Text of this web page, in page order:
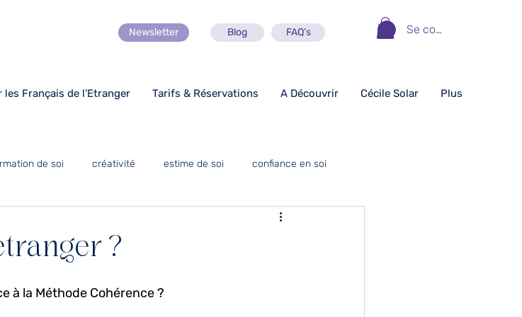
Se connecter
Newsletter Blog FAQ’s
les Français de l’Etranger Tarifs & Réservations A Découvrir Cécile Solar Plus
de soi créativité estime de soi confiance en soi
?
à la Méthode Cohérence ?